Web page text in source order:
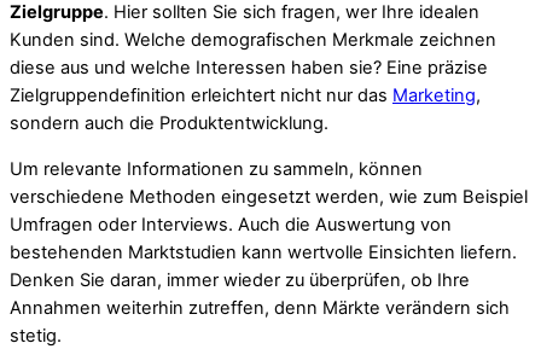
Zielgruppe. Hier sollten Sie sich fragen, wer Ihre idealen
Kunden sind. Welche demografischen Merkmale zeichnen
diese aus und welche Interessen haben sie? Eine präzise
Zielgruppendefinition erleichtert nicht nur das Marketing,
sondern auch die Produktentwicklung.
Um relevante Informationen zu sammeln, können
verschiedene Methoden eingesetzt werden, wie zum Beispiel
Umfragen oder Interviews. Auch die Auswertung von
bestehenden Marktstudien kann wertvolle Einsichten liefern.
Denken Sie daran, immer wieder zu überprüfen, ob Ihre
Annahmen weiterhin zutreffen, denn Märkte verändern sich
stetig.